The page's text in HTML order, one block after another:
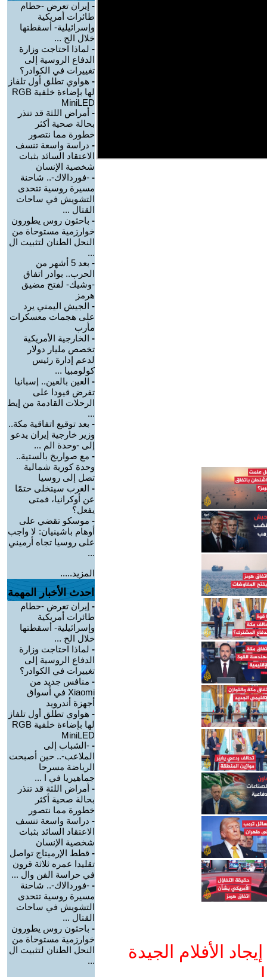
الأفلام الجيدة
- إيران تعرض -حطام
طائرات أمريكية
وإسرائيلية- أسقطتها
خلال الح ...
- لماذا احتاجت وزارة
الدفاع الروسية إلى
تغييرات في الكوادر؟
- هواوي تطلق أول تلفاز
لها بإضاءة خلفية RGB
MiniLED
- أمراض اللثة قد تنذر
بحالة صحية أكثر
خطورة مما نتصور
- دراسة واسعة تنسف
الاعتقاد السائد بثبات
شخصية الإنسان
- -فوردالاك-.. شاحنة
مسيرة روسية تتحدى
التشويش في ساحات
القتال ...
- باحثون روس يطورون
خوارزمية مستوحاة من
النحل الطنان لتثبيت ال
...
-
بعد 5 أشهر من
الحرب.. بوادر اتفاق
-وشيك- لفتح مضيق
هرمز
- الجيش اليمني يرد
على هجمات معسكرات
مأرب
- الخارجية الأمريكية
تخصص مليار دولار
لدعم إدارة رئيس
كولومبيا ...
- العين بالعين.. إسبانيا
تفرض قيودا على
الرحلات القادمة من إيط
...
- بعد توقيع اتفاقية مكة..
وزير خارجية إيران يدعو
إلى -وحدة الم ...
- مع صواريخ بالستية..
وحدة كورية شمالية
تصل إلى روسيا
- الغرب سيتخلى حتمًا
عن أوكرانيا، فمتى
يفعل؟
- موسكو تقضي على
أوهام باشينيان: لا واجب
على روسيا تجاه أرميني
...
المزيد.....
احدث الأخبار المهمة
- إيران تعرض -حطام
طائرات أمريكية
وإسرائيلية- أسقطتها
خلال الح ...
- لماذا احتاجت وزارة
الدفاع الروسية إلى
تغييرات في الكوادر؟
- منافس جديد من
Xiaomi في أسواق
أجهزة أندرويد
- هواوي تطلق أول تلفاز
لها بإضاءة خلفية RGB
MiniLED
- -الشباب إلى
الملاعب-.. حين أصبحت
الرياضة مسرحا
جماهيريا في ا ...
- أمراض اللثة قد تنذر
بحالة صحية أكثر
خطورة مما نتصور
- دراسة واسعة تنسف
الاعتقاد السائد بثبات
شخصية الإنسان
- قطط الإرميتاج تواصل
تقليدا عمره ثلاثة قرون
في حراسة الفن وال ...
- -فوردالاك-.. شاحنة
مسيرة روسية تتحدى
التشويش في ساحات
القتال ...
- باحثون روس يطورون
خوارزمية مستوحاة من
النحل الطنان لتثبيت ال
...